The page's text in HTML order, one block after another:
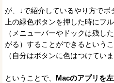
が、↓で紹介しているやり方で
上の緑色ボタンを押した時にフ
（メニューバーやドックは残し
がる）することができるという
（自分はボタンに色はつけていま
ということで、 Macのアプリを